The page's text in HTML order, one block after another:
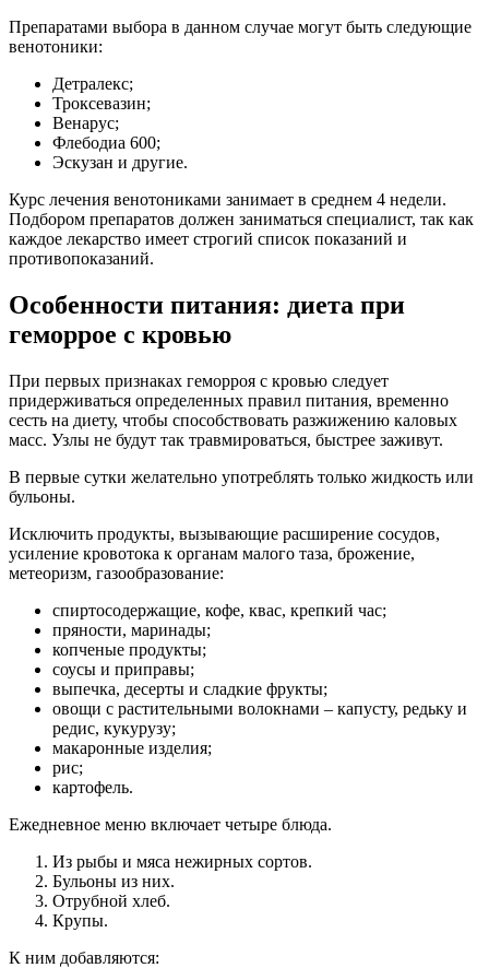
Препаратами выбора в данном случае могут быть следующие
венотоники:
Детралекс;
Троксевазин;
Венарус;
Флебодиа 600;
Эскузан и другие.
Курс лечения венотониками занимает в среднем 4 недели.
Подбором препаратов должен заниматься специалист, так как
каждое лекарство имеет строгий список показаний и
противопоказаний.
Особенности питания: диета при
геморрое с кровью
При первых признаках геморроя с кровью следует
придерживаться определенных правил питания, временно
сесть на диету, чтобы способствовать разжижению каловых
масс. Узлы не будут так травмироваться, быстрее заживут.
В первые сутки желательно употреблять только жидкость или
бульоны.
Исключить продукты, вызывающие расширение сосудов,
усиление кровотока к органам малого таза, брожение,
метеоризм, газообразование:
спиртосодержащие, кофе, квас, крепкий час;
пряности, маринады;
копченые продукты;
соусы и приправы;
выпечка, десерты и сладкие фрукты;
овощи с растительными волокнами – капусту, редьку и
редис, кукурузу;
макаронные изделия;
рис;
картофель.
Ежедневное меню включает четыре блюда.
Из рыбы и мяса нежирных сортов.
Бульоны из них.
Отрубной хлеб.
Крупы.
К ним добавляются: